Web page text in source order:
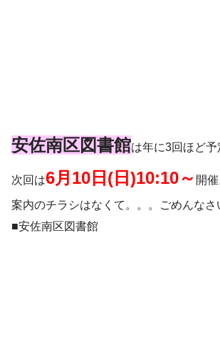
安佐南区図書館は年に3回ほど予
次回は6月10日(日)10:10～ 開催
案内のチラシはなくて。。。ごめんなさ
■安佐南区図書館